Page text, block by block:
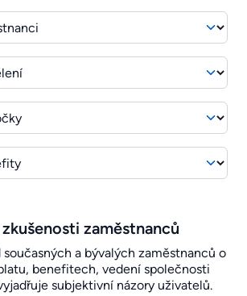
zaměstnanců
a bývalých zaměstnanců o
benefitech, vedení společnosti
subjektivní názory uživatelů.